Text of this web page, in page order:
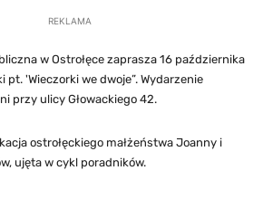
REKLAMA
w Ostrołęce zaprasza 16 października
pt. 'Wieczorki we dwoje”. Wydarzenie
przy ulicy Głowackiego 42.
ostrołęckiego małżeństwa Joanny i
ujęta w cykl poradników.